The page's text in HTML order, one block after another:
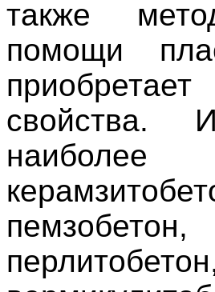
также
помощи
свойства.
наиболее
пемзобетон,